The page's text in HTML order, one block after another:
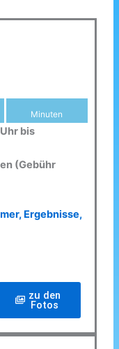
Minuten
bis
(Gebühr
Ergebnisse,
zu den
Fotos